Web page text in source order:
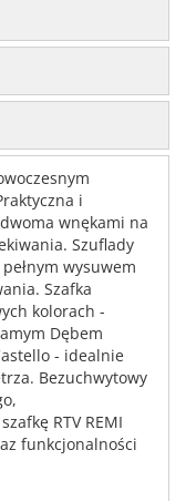
i
wnękami na
Szuflady
wysuwem
Szafka
kolorach -
Dębem
- idealnie
Bezuchwytowy
RTV REMI
funkcjonalności